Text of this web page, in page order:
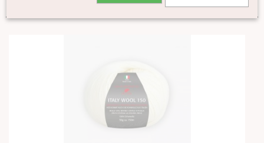
Naturel Aran garen van Britse wolrassen